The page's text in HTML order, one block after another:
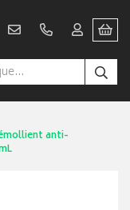
anti-